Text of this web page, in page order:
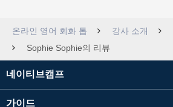
온라인 영어 회화 톱 강사 소개
Sophie Sophie의 리뷰
네이티브캠프
가이드